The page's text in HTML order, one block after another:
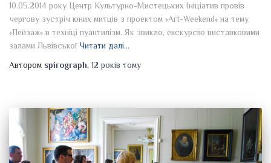
10.05.2014 року Центр Культурно-Мистецьких Ініціатив провів
чергову зустріч юних митців з проектом «Art-Weekend» на тему
«Пейзаж» в техніці пуантилізм. Як звикло, екскурсію виставковими
залами Львівської Читати далі…
Автором spirograph, 12 років тому